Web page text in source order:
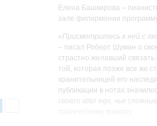
Елена Башкирова –
зале филармонии
«Присмотритесь к ней с
– писал Роберт Шуман о
страстно желавший
той, которая позже все же
хранительницей его
публикации в нотах
своего alter ego, чьи